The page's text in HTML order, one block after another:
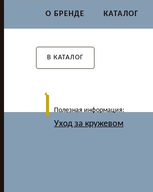
О БРЕНДЕ КАТАЛОГ
В КАТАЛОГ
Полезная информация:
Уход за кружевом